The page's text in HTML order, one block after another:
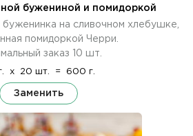
бужениной и помидоркой
на сливочном хлебушке,
помидоркой Черри.
заказ 10 шт.
x 20 шт. = 600 г.
Заменить